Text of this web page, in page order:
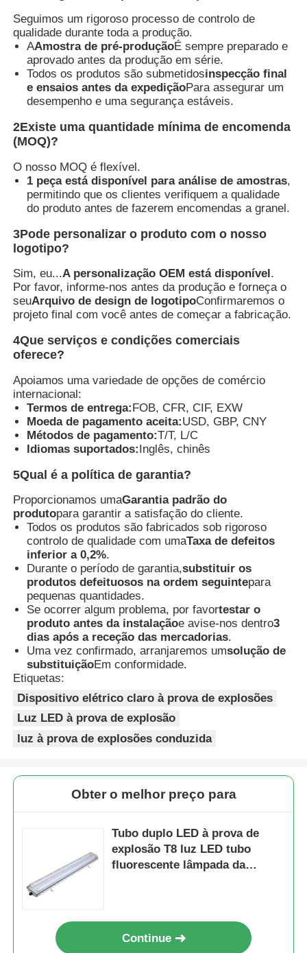
Seguimos um rigoroso processo de controlo de
qualidade durante toda a produção.
AAmostra de pré-produçãoÉ sempre preparado e
aprovado antes da produção em série.
Todos os produtos são submetidosinspecção final
e ensaios antes da expediçãoPara assegurar um
desempenho e uma segurança estáveis.
2Existe uma quantidade mínima de encomenda
(MOQ)?
O nosso MOQ é flexível.
1 peça está disponível para análise de amostras,
permitindo que os clientes verifiquem a qualidade
do produto antes de fazerem encomendas a granel.
3Pode personalizar o produto com o nosso
logotipo?
Sim, eu...A personalização OEM está disponível .
Por favor, informe-nos antes da produção e forneça o
seuArquivo de design de logotipoConfirmaremos o
projeto final com você antes de começar a fabricação.
4Que serviços e condições comerciais
oferece?
Apoiamos uma variedade de opções de comércio
internacional:
Termos de entrega:FOB, CFR, CIF, EXW
Moeda de pagamento aceita:USD, GBP, CNY
Métodos de pagamento:T/T, L/C
Idiomas suportados:Inglês, chinês
5Qual é a política de garantia?
Proporcionamos umaGarantia padrão do
produtopara garantir a satisfação do cliente.
Todos os produtos são fabricados sob rigoroso
controlo de qualidade com umaTaxa de defeitos
inferior a 0,2%.
Durante o período de garantia,substituir os
produtos defeituosos na ordem seguintepara
pequenas quantidades.
Se ocorrer algum problema, por favortestar o
produto antes da instalaçãoe avise-nos dentro3
dias após a receção das mercadorias.
Uma vez confirmado, arranjaremos umsolução de
substituiçãoEm conformidade.
Etiquetas:
Dispositivo elétrico claro à prova de explosões
Luz LED à prova de explosão
luz à prova de explosões conduzida
Obter o melhor preço para
Tubo duplo LED à prova de
explosão T8 luz LED tubo
fluorescente lâmpada da
Continue